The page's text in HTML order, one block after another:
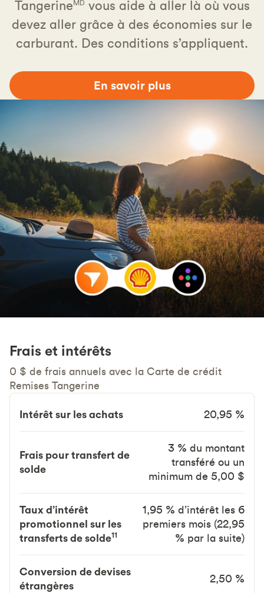
Tangerine MD vous aide à aller là où vous
devez aller grâce à des économies sur le
carburant. Des conditions s’appliquent.
En savoir plus
Frais et intérêts
0 $ de frais annuels avec la Carte de crédit
Remises Tangerine
Intérêt sur les achats 20,95 %
Frais pour transfert de
solde
3 % du montant
transféré ou un
minimum de 5,00 $
Taux d’intérêt
promotionnel sur les
transferts de solde11
1,95 % d’intérêt les 6
premiers mois (22,95
% par la suite)
Conversion de devises
étrangères
2,50 %